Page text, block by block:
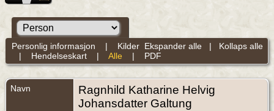
Ekspander alle | Kollaps alle
Personlig informasjon | Kilder
| Hendelseskart| Alle | PDF
Navn
Ragnhild Katharine Helvig
Johansdatter Galtung